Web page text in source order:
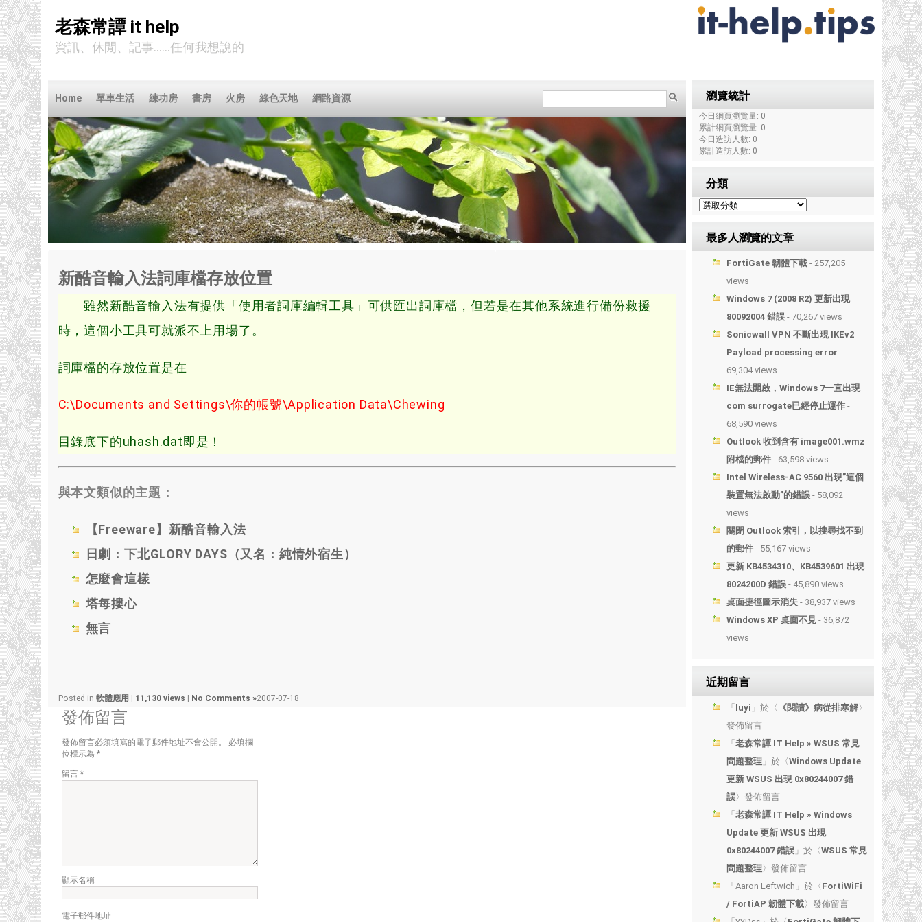
老森常譚 it help
資訊、休閒、記事……任何我想說的
Home 單車生活 練功房 書房 火房 綠色天地 網路資源
新酷音輸入法詞庫檔存放位置
雖然新酷音輸入法有提供「使用者詞庫編輯工具」可供匯出詞庫檔，但若是在其他系統進行備份救援
時，這個小工具可就派不上用場了。
詞庫檔的存放位置是在
C:\Documents and Settings\你的帳號\Application Data\Chewing
目錄底下的uhash.dat即是！
與本文類似的主題：
【Freeware】新酷音輸入法
日劇：下北GLORY DAYS（又名：純情外宿生）
怎麼會這樣
塔每摟心
無言
Posted in 軟體應用 11,130 views No Comments »2007-07-18
發佈留言
發佈留言必須填寫的電子郵件地址不會公開。
必填欄
位標示為 *
留言 *
顯示名稱
電子郵件地址
瀏覽統計
今日網頁瀏覽量: 0
累計網頁瀏覽量: 0
今日造訪人數: 0
累計造訪人數: 0
分類
最多人瀏覽的文章
FortiGate 韌體下載 - 257,205
views
Windows 7 (2008 R2) 更新出現
80092004 錯誤 - 70,267 views
Sonicwall VPN 不斷出現 IKEv2
Payload processing error -
69,304 views
IE無法開啟，Windows 7一直出現
com surrogate已經停止運作 -
68,590 views
Outlook 收到含有 image001.wmz
附檔的郵件 - 63,598 views
Intel Wireless-AC 9560 出現”這個
裝置無法啟動”的錯誤 - 58,092
views
關閉 Outlook 索引，以搜尋找不到
的郵件 - 55,167 views
更新 KB4534310、KB4539601 出現
8024200D 錯誤 - 45,890 views
桌面捷徑圖示消失 - 38,937 views
Windows XP 桌面不見 - 36,872
views
近期留言
「 luyi 」於〈 《閱讀》病從排寒解〉
發佈留言
「 老森常譚 IT Help » WSUS 常見
問題整理 」於〈Windows Update
更新 WSUS 出現 0x80244007 錯
誤〉發佈留言
「 老森常譚 IT Help » Windows
Update 更新 WSUS 出現
0x80244007 錯誤 」於〈WSUS 常見
問題整理〉發佈留言
「 Aaron Leftwich 」於〈 FortiWiFi
/ FortiAP 韌體下載〉發佈留言